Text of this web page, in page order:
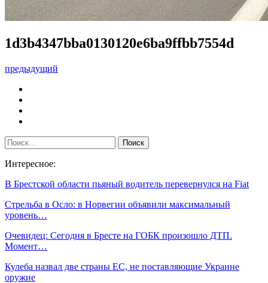
1d3b4347bba0130120e6ba9ffbb7554d
предыдущий
Интересное:
В Брестской области пьяный водитель перевернулся на Fiat
Стрельба в Осло: в Норвегии объявили максимальный
уровень…
Очевидец: Сегодня в Бресте на ГОБК произошло ДТП.
Момент…
Кулеба назвал две страны ЕС, не поставляющие Украине
оружие